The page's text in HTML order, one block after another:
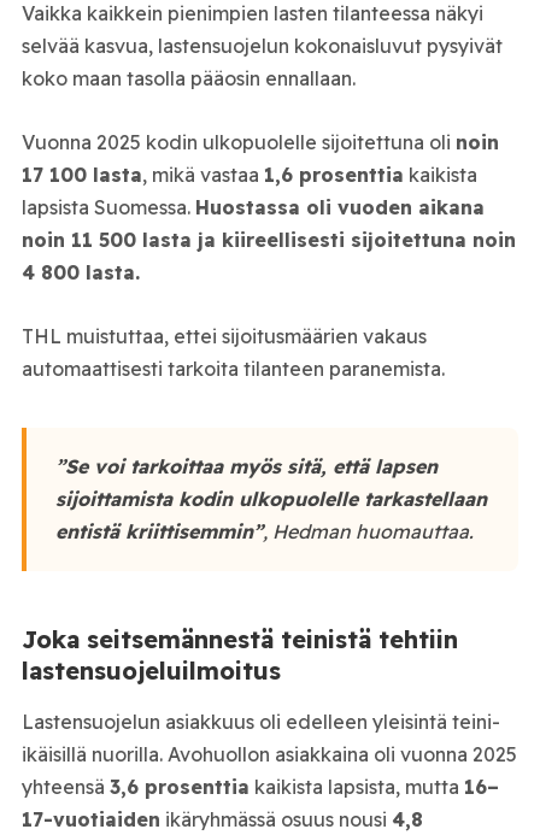
Vaikka kaikkein pienimpien lasten tilanteessa näkyi
selvää kasvua, lastensuojelun kokonaisluvut pysyivät
koko maan tasolla pääosin ennallaan.
Vuonna 2025 kodin ulkopuolelle sijoitettuna oli noin
17 100 lasta, mikä vastaa 1,6 prosenttia kaikista
lapsista Suomessa. Huostassa oli vuoden aikana
noin 11 500 lasta ja kiireellisesti sijoitettuna noin
4 800 lasta.
THL muistuttaa, ettei sijoitusmäärien vakaus
automaattisesti tarkoita tilanteen paranemista.
”Se voi tarkoittaa myös sitä, että lapsen
sijoittamista kodin ulkopuolelle tarkastellaan
entistä kriittisemmin”, Hedman huomauttaa.
Joka seitsemännestä teinistä tehtiin
lastensuojeluilmoitus
Lastensuojelun asiakkuus oli edelleen yleisintä teini-
ikäisillä nuorilla. Avohuollon asiakkaina oli vuonna 2025
yhteensä 3,6 prosenttia kaikista lapsista, mutta 16–
17-vuotiaiden ikäryhmässä osuus nousi 4,8